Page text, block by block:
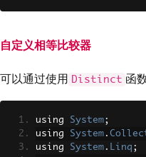
自定义相等比较器
可以通过使用 Distinct 函
using System;
using System .
using System . Linq ;